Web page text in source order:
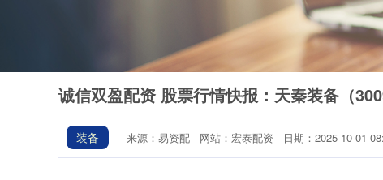
诚信双盈配资 股票行情快报：天秦装备（
装备 来源：易资配 网站：宏泰配资 日期：2025-10-01